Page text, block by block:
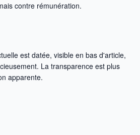
contre rémunération.
est datée, visible en bas d'article,
La transparence est plus
apparente.